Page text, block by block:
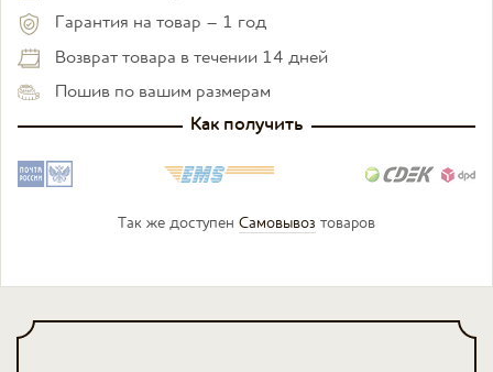
Гарантия на товар – 1 год
Возврат товара в течении 14 дней
Пошив по вашим размерам
Как получить
Так же доступен Самовывоз товаров